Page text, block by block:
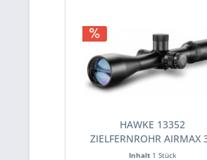
HAWKE 13352
ZIELFERNROHR AIRMAX
FFP SF...
Inhalt 1 Stück